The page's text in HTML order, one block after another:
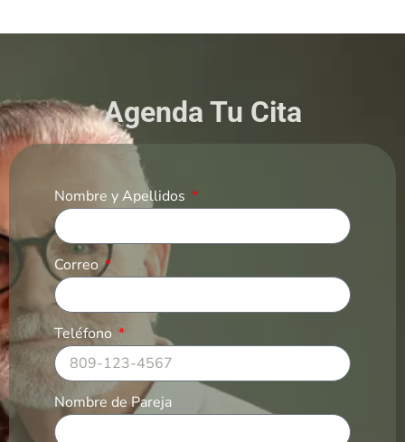
Agenda Tu Cita
Nombre y Apellidos
Correo
Teléfono
Nombre de Pareja